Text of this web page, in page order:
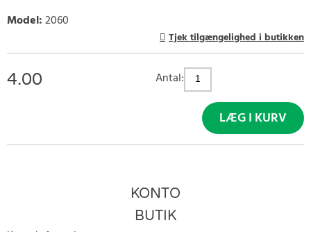
Model:2060
Tjek tilgængelighed i butikken
4.00 Antal:
LÆG I KURV
KONTO
BUTIK